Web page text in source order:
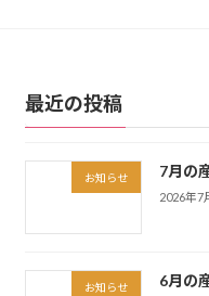
最近の投稿
お知らせ 7月の
2026年7
お知らせ 6月の